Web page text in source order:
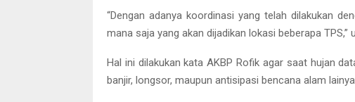
“Dengan adanya koordinasi yang telah dilakukan
mana saja yang akan dijadikan lokasi beberapa TPS,”
Hal ini dilakukan kata AKBP Rofik agar saat hujan
banjir, longsor, maupun antisipasi bencana alam lainya.